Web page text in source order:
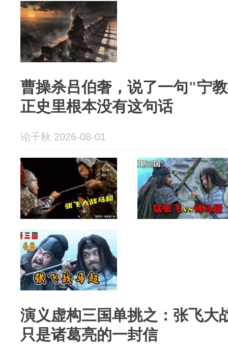
曹操杀吕伯奢，说了一句"宁
正史里根本没有这句话
论千秋 2026-08-01
演义虚构三国单挑之：张飞大
只是诸葛亮的一封信